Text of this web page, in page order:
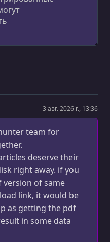
3 авг. 2026 г., 13:36
team for
deserve their
right away. if you
version of same
link, it would be
as getting the pdf
in some data